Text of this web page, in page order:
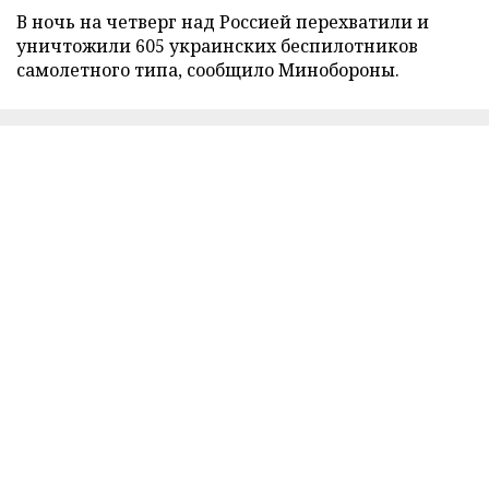
В ночь на четверг над Россией перехватили и
уничтожили 605 украинских беспилотников
самолетного типа, сообщило Минобороны.